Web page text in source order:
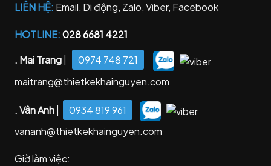
LIÊN HỆ: Email, Di động, Zalo, Viber, Facebook
HOTLINE:028 6681 4221
. Mai Trang|
0974 748 721
maitrang@thietkekhainguyen.com
. Vân Anh|
0934 819 961
vananh@thietkekhainguyen.com
Giờ làm việc: